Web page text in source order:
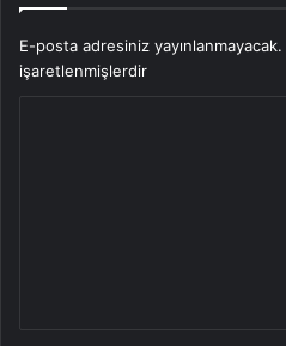
E-posta adresiniz yayınlanmayacak.
işaretlenmişlerdir